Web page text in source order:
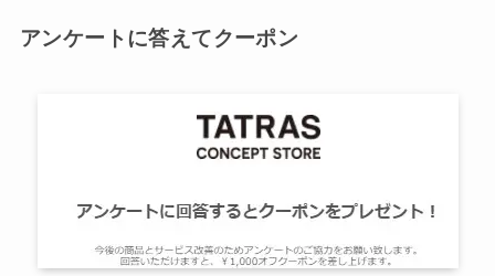
アンケートに答えてクーポン